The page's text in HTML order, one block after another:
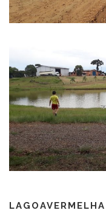
LAGOAVERMELHA